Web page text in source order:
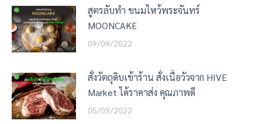
สูตรลับทำ ขนมไหว้พระจันทร์
MOONCAKE
09/09/2022
สั่งวัตถุดิบเข้าร้าน สั่งเนื้อวัวจาก HIVE
Market ได้ราคาส่ง คุณภาพดี
05/09/2022